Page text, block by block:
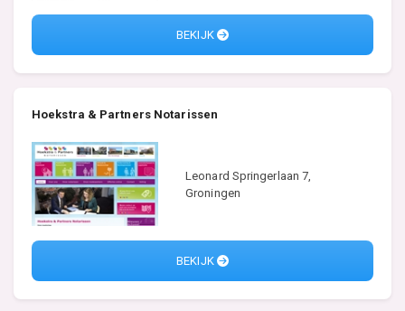
BEKIJK
Hoekstra & Partners Notarissen
Leonard Springerlaan 7,
Groningen
BEKIJK